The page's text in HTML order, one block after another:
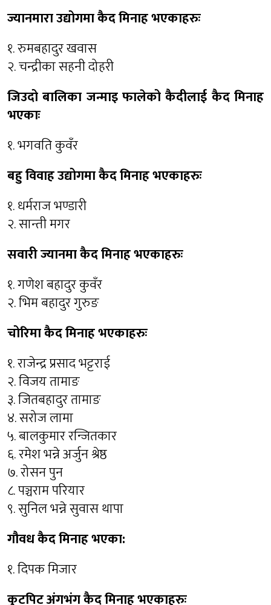
ज्यानमारा उद्योगमा कैद मिनाह भएकाहरुः
१. रुमबहादुर खवास
२. चन्द्रीका सहनी दोहरी
जिउदो बालिका जन्माइ फालेको कैदीलाई कैद मिनाह
भएकाः
१. भगवति कुवँर
बहु विवाह उद्योगमा कैद मिनाह भएकाहरुः
१. धर्मराज भण्डारी
२. सान्ती मगर
सवारी ज्यानमा कैद मिनाह भएकाहरुः
१. गणेश बहादुर कुवँर
२. भिम बहादुर गुरुङ
चोरिमा कैद मिनाह भएकाहरुः
१. राजेन्द्र प्रसाद भट्टराई
२. विजय तामाङ
३. जितबहादुर तामाङ
४. सरोज लामा
५. बालकुमार रन्जितकार
६. रमेश भन्ने अर्जुन श्रेष्ठ
७. रोसन पुन
८. पञ्चराम परियार
९. सुनिल भन्ने सुवास थापा
गौवध कैद मिनाह भएका:
१. दिपक मिजार
कुटपिट अंगभंग कैद मिनाह भएकाहरुः